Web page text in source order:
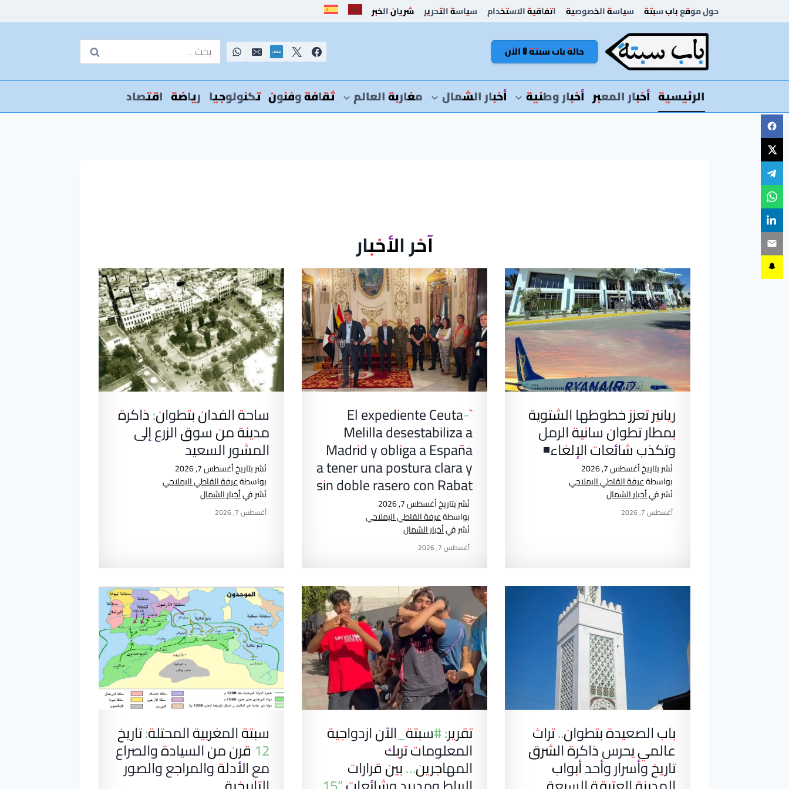
إلى
حول موقع باب سبتة سياسة الخصوصية اتفاقية الاستخدام سياسة التحرير شريان الخبر
حالة باب سبتة 🚦 الآن
البحث
عن:
الرئيسية أخبار المعبر أخبار وطنية أخبار الشمال مغاربة العالم ثقافة وفنون تكنولوجيا رياضة اقتصاد
آخر الأخبار
ريانير تعزز خطوطها الشتوية
بمطار تطوان سانية الرمل
وتكذب شائعات الإلغاء◾
نُشر بتاريخأغسطس 7, 2026
بواسطةعرفة القاطي اليملاحي
نُشر فيأخبار الشمال
أغسطس 7, 2026
`El expediente Ceuta-
Melilla desestabiliza a
Madrid y obliga a España
a tener una postura clara y
sin doble rasero con Rabat
نُشر بتاريخأغسطس 7, 2026
بواسطةعرفة القاطي اليملاحي
نُشر فيأخبار الشمال
أغسطس 7, 2026
ساحة الفدان بتطوان: ذاكرة
مدينة من سوق الزرع إلى
المشور السعيد
نُشر بتاريخأغسطس 7, 2026
بواسطةعرفة القاطي اليملاحي
نُشر فيأخبار الشمال
أغسطس 7, 2026
باب الصعيدة بتطوان.. تراث
عالمي يحرس ذاكرة الشرق
تاريخ وأسرار وأحد أبواب
تقرير: #سبتة_الآن ازدواجية
المعلومات تربك
المهاجرين… بين قرارات
سبتة المغربية المحتلة: تاريخ
12 قرن من السيادة والصراع
مع الأدلة والمراجع والصور